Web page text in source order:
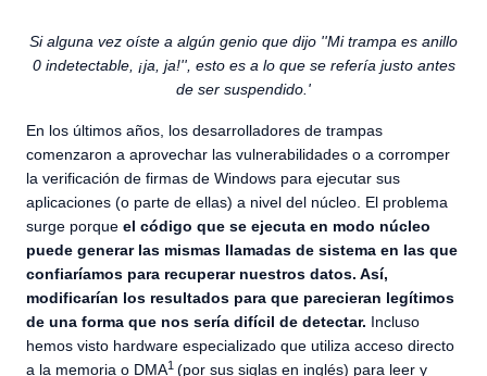
Si alguna vez oíste a algún genio que dijo ''Mi trampa es anillo
0 indetectable, ¡ja, ja!'', esto es a lo que se refería justo antes
de ser suspendido.'
En los últimos años, los desarrolladores de trampas
comenzaron a aprovechar las vulnerabilidades o a corromper
la verificación de firmas de Windows para ejecutar sus
aplicaciones (o parte de ellas) a nivel del núcleo. El problema
surge porque el código que se ejecuta en modo núcleo
puede generar las mismas llamadas de sistema en las que
confiaríamos para recuperar nuestros datos. Así,
modificarían los resultados para que parecieran legítimos
de una forma que nos sería difícil de detectar. Incluso
hemos visto hardware especializado que utiliza acceso directo
a la memoria o DMA1 (por sus siglas en inglés) para leer y